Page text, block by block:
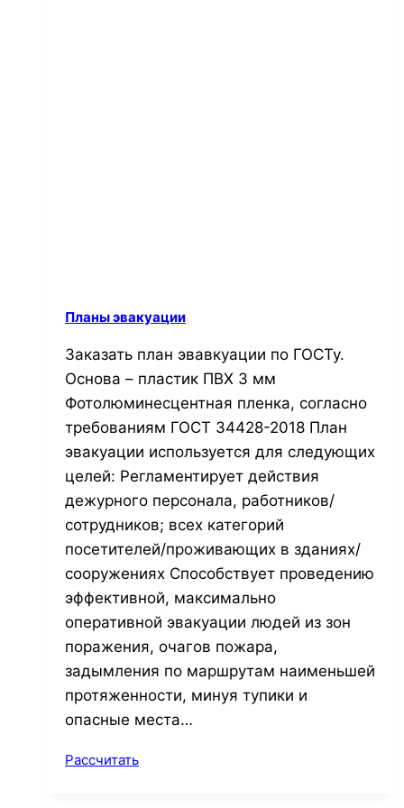
Планы эвакуации
Заказать план эвавкуации по ГОСТу.
Основа – пластик ПВХ 3 мм
Фотолюминесцентная пленка, согласно
требованиям ГОСТ 34428-2018 План
эвакуации используется для следующих
целей: Регламентирует действия
дежурного персонала, работников/
сотрудников; всех категорий
посетителей/проживающих в зданиях/
сооружениях Способствует проведению
эффективной, максимально
оперативной эвакуации людей из зон
поражения, очагов пожара,
задымления по маршрутам наименьшей
протяженности, минуя тупики и
опасные места…
Рассчитать